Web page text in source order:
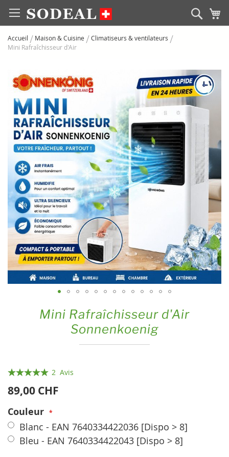
Allez
au
Accueil Maison & Cuisine
Climatiseurs & ventilateurs
Mini Rafraîchisseur d'Air
Skip
to
the
end
of
the
images
gallery
the
gallery
Mini Rafraîchisseur d'Air
Sonnenkoenig
Évaluation:
100
% of 100
2 Avis
89,00 CHF
Couleur
Blanc - EAN 7640334422036 [Dispo > 8]
Bleu - EAN 7640334422043 [Dispo > 8]